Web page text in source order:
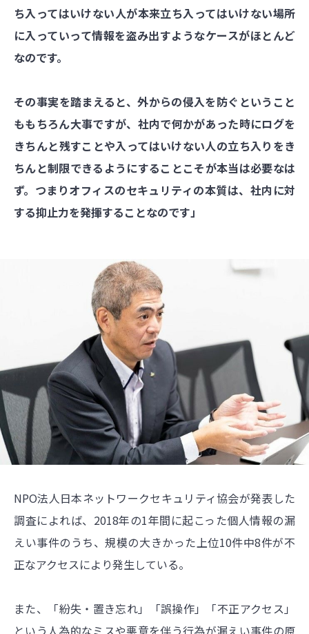
ち入ってはいけない人が本来立ち入ってはいけない場所
に入っていって情報を盗み出すようなケースがほとんど
なのです。
その事実を踏まえると、外からの侵入を防ぐということ
ももちろん大事ですが、社内で何かがあった時にログを
きちんと残すことや入ってはいけない人の立ち入りをき
ちんと制限できるようにすることこそが本当は必要なは
ず。つまりオフィスのセキュリティの本質は、社内に対
する抑止力を発揮することなのです」
NPO法人日本ネットワークセキュリティ協会が発表した
調査によれば、2018年の1年間に起こった個人情報の漏
えい事件のうち、規模の大きかった上位10件中8件が不
正なアクセスにより発生している。
また、「紛失・置き忘れ」「誤操作」「不正アクセス」
という人為的なミスや悪意を伴う行為が漏えい事件の原